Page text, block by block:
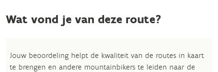
Wat vond je van deze route?
Jouw beoordeling helpt de kwaliteit van de routes in kaart
te brengen en andere mountainbikers te leiden naar de